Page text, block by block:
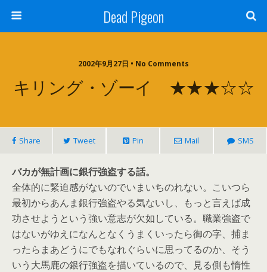
Dead Pigeon
2002年9月27日 • No Comments
キリング・ゾーイ ★★★☆☆
Share Tweet Pin Mail SMS
バカが無計画に銀行強盗する話。
全体的に緊迫感がないのでいまいちのれない。こいつら
最初からあんま銀行強盗やる気ないし、もっと言えば成
功させようという強い意志が欠如している。職業強盗で
はないがゆえになんとなくうまくいったら御の字、捕ま
ったらまあどうにでもなれぐらいに思ってるのか、そう
いう大馬鹿の銀行強盗を描いているので、見る側も惰性